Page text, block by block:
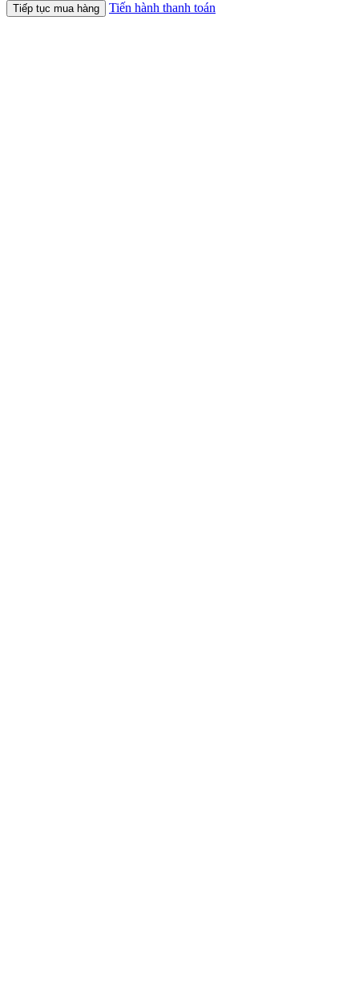
Tiếp tục mua hàng Tiến hành thanh toán